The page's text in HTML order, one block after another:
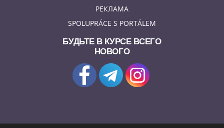
РЕКЛАМА
SPOLUPRÁCE S PORTÁLEM
БУДЬТЕ В КУРСЕ ВСЕГО
НОВОГО